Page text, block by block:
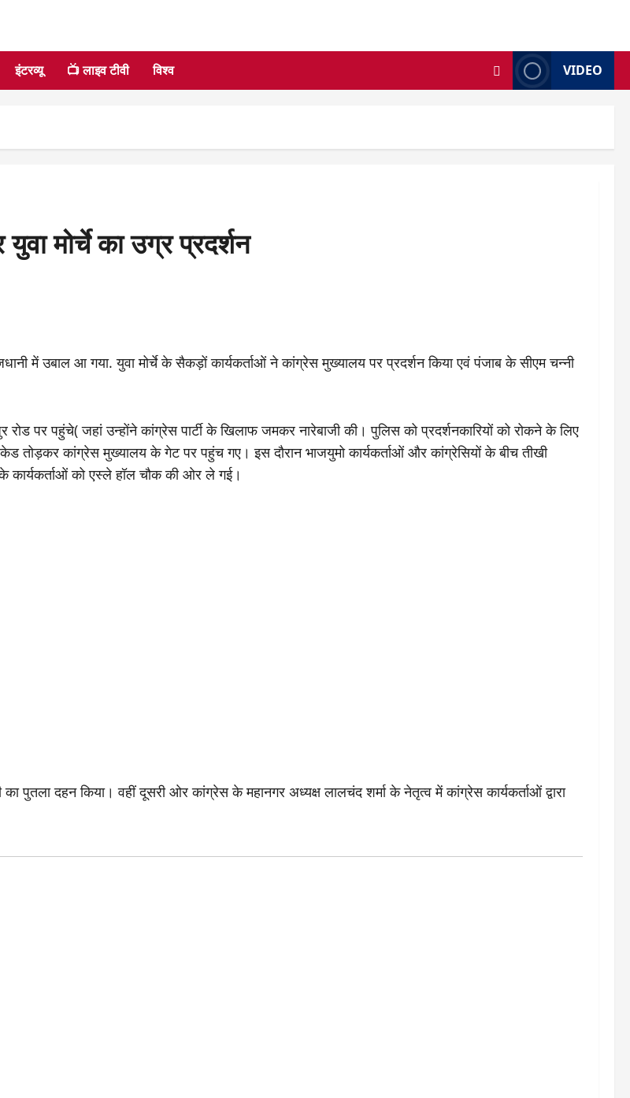
इंटरव्यू 📺 लाइव टीवी विश्व VIDEO
मोर्चे का उग्र प्रदर्शन
में उबाल आ गया. युवा मोर्चे के सैकड़ों कार्यकर्ताओं ने कांग्रेस मुख्यालय पर प्रदर्शन किया एवं पंजाब के सीएम चन्नी
रोड पर पहुंचे( जहां उन्होंने कांग्रेस पार्टी के खिलाफ जमकर नारेबाजी की। पुलिस को प्रदर्शनकारियों को रोकने के लिए
तोड़कर कांग्रेस मुख्यालय के गेट पर पहुंच गए। इस दौरान भाजयुमो कार्यकर्ताओं और कांग्रेसियों के बीच तीखी
कार्यकर्ताओं को एस्ले हॉल चौक की ओर ले गई।
पुतला दहन किया। वहीं दूसरी ओर कांग्रेस के महानगर अध्यक्ष लालचंद शर्मा के नेतृत्व में कांग्रेस कार्यकर्ताओं द्वारा